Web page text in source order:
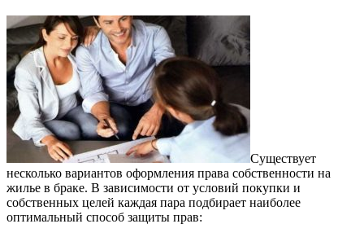
Существует
несколько вариантов оформления права собственности на
жилье в браке. В зависимости от условий покупки и
собственных целей каждая пара подбирает наиболее
оптимальный способ защиты прав: